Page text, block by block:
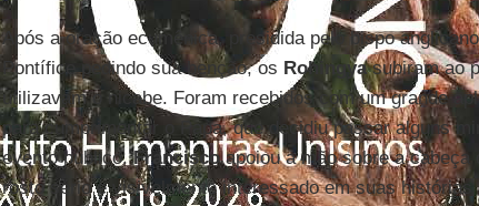
Após a oração ecumênica, presidida pelo bispo
Pontífice pedindo sua benção, os Rohingyasubiram ao
utilizavam o nicabe. Foram recebidos com um grande
para cumprimentar o Papa, que decidiu passar alguns
evento público.Franciscoapoiou a mão sobre a cabeça
rosto sério e visivelmente interessado em suas histórias